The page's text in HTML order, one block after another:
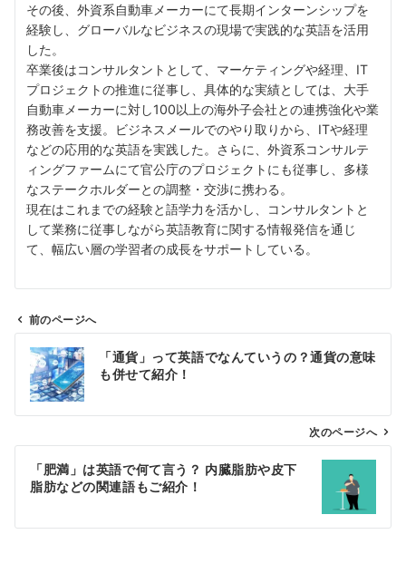
その後、外資系自動車メーカーにて長期インターンシップを
経験し、グローバルなビジネスの現場で実践的な英語を活用
した。
卒業後はコンサルタントとして、マーケティングや経理、IT
プロジェクトの推進に従事し、具体的な実績としては、大手
自動車メーカーに対し100以上の海外子会社との連携強化や業
務改善を支援。ビジネスメールでのやり取りから、ITや経理
などの応用的な英語を実践した。さらに、外資系コンサルテ
ィングファームにて官公庁のプロジェクトにも従事し、多様
なステークホルダーとの調整・交渉に携わる。
現在はこれまでの経験と語学力を活かし、コンサルタントと
して業務に従事しながら英語教育に関する情報発信を通じ
て、幅広い層の学習者の成長をサポートしている。
ン
前のページへ
「通貨」って英語でなんていうの？通貨の意味
も併せて紹介！
次のページへ
「肥満」は英語で何て言う？ 内臓脂肪や皮下
脂肪などの関連語もご紹介！